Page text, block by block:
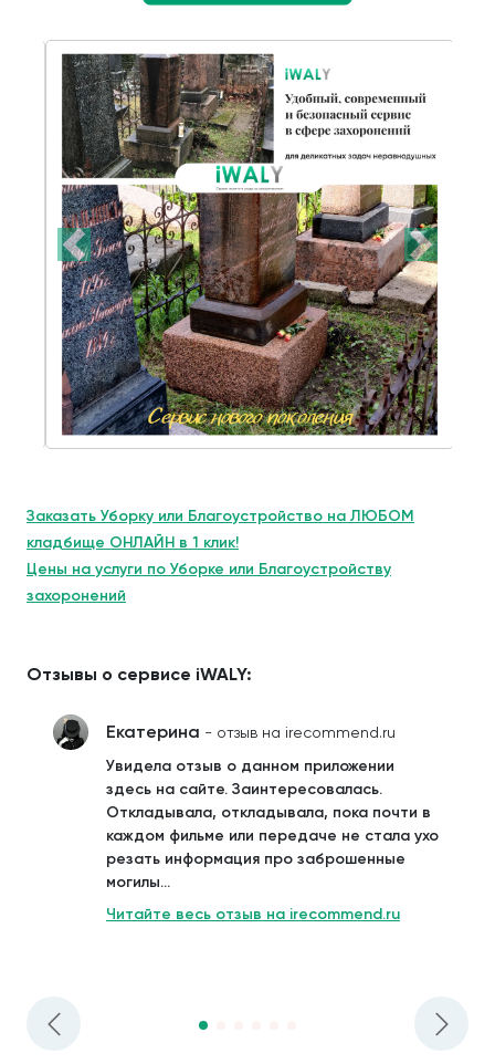
Заказать Уборку или Благоустройство на ЛЮБОМ
кладбище ОНЛАЙН в 1 клик!
Цены на услуги по Уборке или Благоустройству
захоронений
Отзывы о сервисе iWALY:
Екатерина - отзыв на irecommend.ru
Увидела отзыв о данном приложении
здесь на сайте. Заинтересовалась.
Откладывала, откладывала, пока почти в
каждом фильме или передаче не стала ухо
резать информация про заброшенные
могилы...
Читайте весь отзыв на irecommend.ru